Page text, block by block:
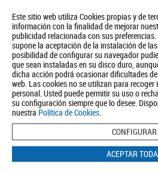
Este sitio web utiliza Cookies propias y de
información con la finalidad de mejorar
publicidad relacionada con sus
supone la aceptación de la instalación de
posibilidad de configurar su navegador
que sean instaladas en su disco duro,
dicha acción podrá ocasionar dificultades
web. Las cookies no se utilizan para
personal. Usted puede permitir su uso o
su configuración siempre que lo desee.
nuestra Política de Cookies.
CONFIGURAR
ACEPTAR
Quiénes somos Turismo